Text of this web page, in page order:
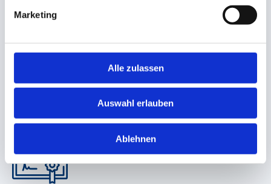
Marketing
Alle zulassen
Auswahl erlauben
Ablehnen